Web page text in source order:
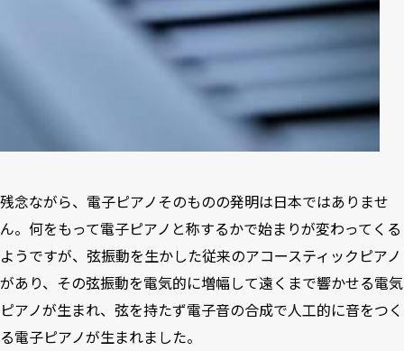
残念ながら、電子ピアノそのものの発明は日本ではありませ
ん。何をもって電子ピアノと称するかで始まりが変わってくる
ようですが、弦振動を生かした従来のアコースティックピアノ
があり、その弦振動を電気的に増幅して遠くまで響かせる電気
ピアノが生まれ、弦を持たず電子音の合成で人工的に音をつく
る電子ピアノが生まれました。